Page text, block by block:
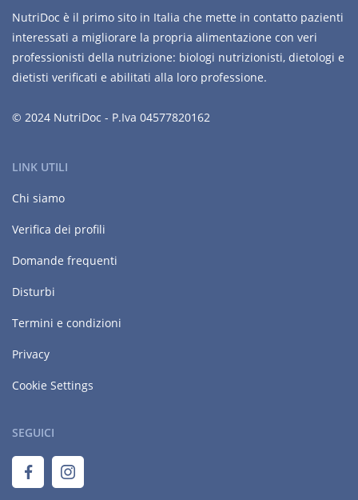
NutriDoc è il primo sito in Italia che mette in contatto pazienti
interessati a migliorare la propria alimentazione con veri
professionisti della nutrizione: biologi nutrizionisti, dietologi e
dietisti verificati e abilitati alla loro professione.
© 2024 NutriDoc - P.Iva 04577820162
LINK UTILI
Chi siamo
Verifica dei profili
Domande frequenti
Disturbi
Termini e condizioni
Privacy
Cookie Settings
SEGUICI